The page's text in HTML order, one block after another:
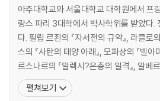
사로트 265
뒤부셰 270
스탈 277
셰당 282
수의사 피숑 291
앙드레 마르샹 294
발튀스 300
아주대학교와 서울대학교 대학원에서 프
랑스 파리 3대학에서 박사학위를 받았다.
다. 필립 르죈의 『자서전의 규약』, 라클로
스의 『사탄의 태양 아래』, 모파상의 『벨아
르스나르의 『알렉시?은총의 일격』, 알베
라스의 『태평양을 막는 제방』 『물질적 삶』
의 『사소한 삶』, 프루스트의 『질투의 끝』
펼쳐보기